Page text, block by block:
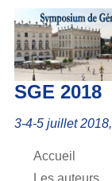
SGE 2018
3-4-5 juillet
Accueil
Les auteurs